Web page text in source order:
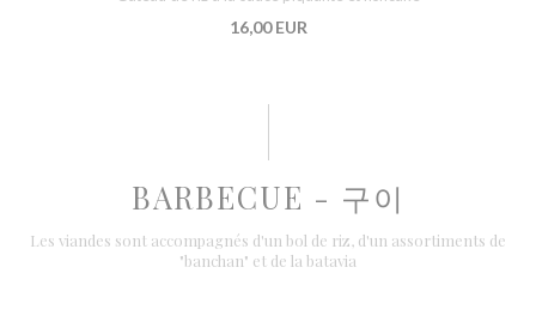
16,00 EUR
BARBECUE - 구이
Les viandes sont accompagnés d'un bol de riz, d'un assortiments de
"banchan" et de la batavia